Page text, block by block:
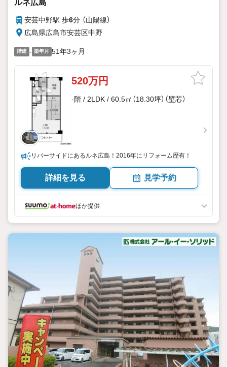
ルネ広島
安芸中野駅 歩6分 （山陽線）
広島県広島市安芸区中野
階建 - 築年月 51年3ヶ月
520万円
-階 / 2LDK / 60.5㎡（18.30坪）（壁芯）
リバーサイドにあるルネ広島！2016年にリフォーム歴有！
詳細を見る 見学予約
ほか提供